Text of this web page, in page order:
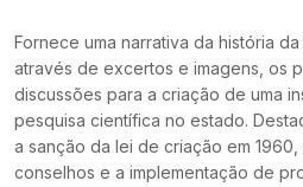
Fornece uma narrativa da história da
através de excertos e imagens, os
discussões para a criação de uma
pesquisa científica no estado.
a sanção da lei de criação em
conselhos e a implementação de